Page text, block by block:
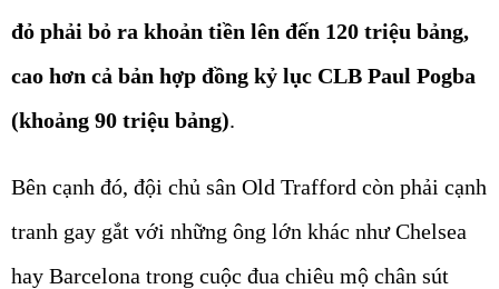
đỏ phải bỏ ra khoản tiền lên đến 120 triệu bảng,
cao hơn cả bản hợp đồng kỷ lục CLB Paul Pogba
(khoảng 90 triệu bảng).
Bên cạnh đó, đội chủ sân Old Trafford còn phải cạnh
tranh gay gắt với những ông lớn khác như Chelsea
hay Barcelona trong cuộc đua chiêu mộ chân sút